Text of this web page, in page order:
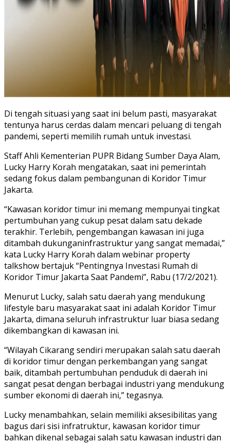
Di tengah situasi yang saat ini belum pasti, masyarakat
tentunya harus cerdas dalam mencari peluang di tengah
pandemi, seperti memilih rumah untuk investasi.
Staff Ahli Kementerian PUPR Bidang Sumber Daya Alam,
Lucky Harry Korah mengatakan, saat ini pemerintah
sedang fokus dalam pembangunan di Koridor Timur
Jakarta.
“Kawasan koridor timur ini memang mempunyai tingkat
pertumbuhan yang cukup pesat dalam satu dekade
terakhir. Terlebih, pengembangan kawasan ini juga
ditambah dukunganinfrastruktur yang sangat memadai,”
kata Lucky Harry Korah dalam webinar property
talkshow bertajuk “Pentingnya Investasi Rumah di
Koridor Timur Jakarta Saat Pandemi”, Rabu (17/2/2021).
Menurut Lucky, salah satu daerah yang mendukung
lifestyle baru masyarakat saat ini adalah Koridor Timur
Jakarta, dimana seluruh infrastruktur luar biasa sedang
dikembangkan di kawasan ini.
“Wilayah Cikarang sendiri merupakan salah satu daerah
di koridor timur dengan perkembangan yang sangat
baik, ditambah pertumbuhan penduduk di daerah ini
sangat pesat dengan berbagai industri yang mendukung
sumber ekonomi di daerah ini,” tegasnya.
Lucky menambahkan, selain memiliki aksesibilitas yang
bagus dari sisi infratruktur, kawasan koridor timur
bahkan dikenal sebagai salah satu kawasan industri dan